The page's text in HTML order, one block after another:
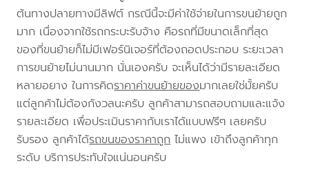
ต้นทางปลายทางมีลิฟต์ กรณีนี้จะมีค่าใช้จ่ายในการขนย้ายถูก
มาก เนื่องจากใช้รถกระบะรับจ้าง คือรถที่มีขนาดเล็กที่สุด
ของที่ขนย้ายก็ไม่มีเฟอร์นิเจอร์ที่ต้องถอดประกอบ ระยะเวลา
การขนย้ายไม่นานมาก นั่นเองครับ จะเห็นได้ว่ามีรายละเอียด
หลายอยาง ในการคิดราคาค่าขนย้ายของมากเลยใช่มั้ยครับ
แต่ลูกค้าไม่ต้องกังวลนะครับ ลูกค้าสามารถสอบถามและแจ้ง
รายละเอียด เพื่อประเมินราคากับเราได้แบบฟรีๆ เลยครับ
รับรอง ลูกค้าได้รถขนของราคาถูกไม่แพง เข้าถึงลูกค้าทุก
ระดับ บริการประทับใจแน่นอนครับ